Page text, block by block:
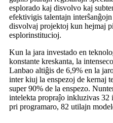
esplorado kaj disvolvo kaj
efektivigis talentajn
disvolvaj projektoj kun hejmaj
esplorinstitucioj.
Kun la jara investado en
konstante kreskanta, la
Lanbao altiĝis de 6,9% en la
inter kiuj la enspezoj de kernaj
super 90% de la enspezo.
intelekta propraĵo inkluzivas
pri programaro, 82 utilajn